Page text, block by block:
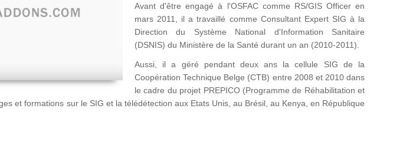
Avant d'être engagé à l'OSFAC comme RS/GIS Officer en
mars 2011, il a travaillé comme Consultant Expert SIG à la
Direction du Système National d'Information Sanitaire
(DSNIS) du Ministère de la Santé durant un an (2010-2011).
Aussi, il a géré pendant deux ans la cellule SIG de la
Coopération Technique Belge (CTB) entre 2008 et 2010 dans
le cadre du projet PREPICO (Programme de Réhabilitation et
et formations sur le SIG et la télédétection aux Etats Unis, au Brésil, au Kenya, en République